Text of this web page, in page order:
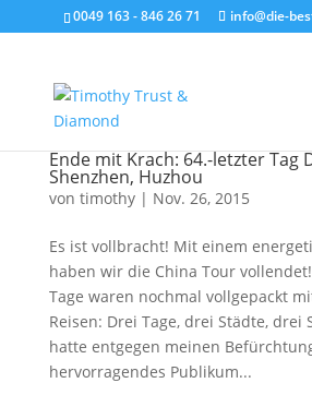
0049 163 - 846 26 71 info@die-
Ende mit Krach: 64.-letzter Tag
Shenzhen, Huzhou
von timothy| Nov. 26, 2015
Es ist vollbracht! Mit einem
haben wir die China Tour
Tage waren nochmal vollgepackt
Reisen: Drei Tage, drei Städte, drei
hatte entgegen meinen
hervorragendes Publikum...